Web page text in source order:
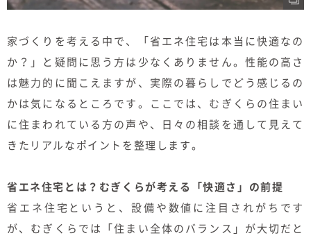
お問い合わせ
お電話での
お問い合わ
せ
0120-37-
1806
家づくりを考える中で、「省エネ住宅は本当に快適なの
か？」と疑問に思う方は少なくありません。性能の高さ
は魅力的に聞こえますが、実際の暮らしでどう感じるの
かは気になるところです。ここでは、むぎくらの住まい
に住まわれている方の声や、日々の相談を通して見えて
きたリアルなポイントを整理します。
省エネ住宅とは？むぎくらが考える「快適さ」の前提
省エネ住宅というと、設備や数値に注目されがちです
が、むぎくらでは「住まい全体のバランス」が大切だと